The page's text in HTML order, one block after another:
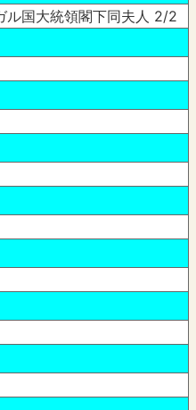
ル国大統領閣下同夫人 2/2